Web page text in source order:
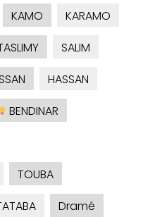
KAMO
KARAMO
SALIM
HASSAN
BENDINAR
TOUBA
Dramé